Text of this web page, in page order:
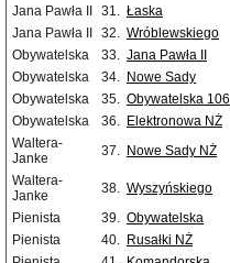
Jana Pawła II
31. Łaska
Jana Pawła II
32. Wróblewskiego
Obywatelska
33. Jana Pawła II
Obywatelska
34. Nowe Sady
Obywatelska
35. Obywatelska 106
Obywatelska
36. Elektronowa NŻ
Waltera-
Janke
37. Nowe Sady NŻ
Waltera-
Janke
38. Wyszyńskiego
Pienista 39. Obywatelska
Pienista
40. Rusałki NŻ